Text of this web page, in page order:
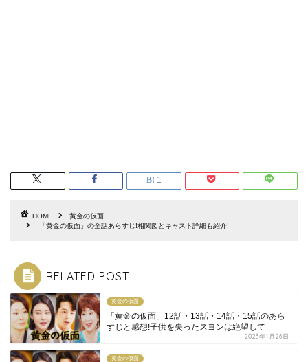
1
HOME
黄金の仮面
「黄金の仮面」の全話あらすじ!相関図とキャスト詳細も紹介!
RELATED POST
黄金の仮面
「黄金の仮面」12話・13話・14話・15話のあら
すじと感想!子供を失ったスヨンは絶望して
2023年1月26日
黄金の仮面